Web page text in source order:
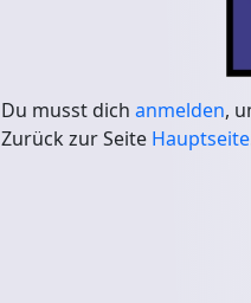
Du musst dich anmelden,
Zurück zur Seite Hauptseite